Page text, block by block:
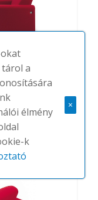
NINCS
tárol a
élmény
k
×